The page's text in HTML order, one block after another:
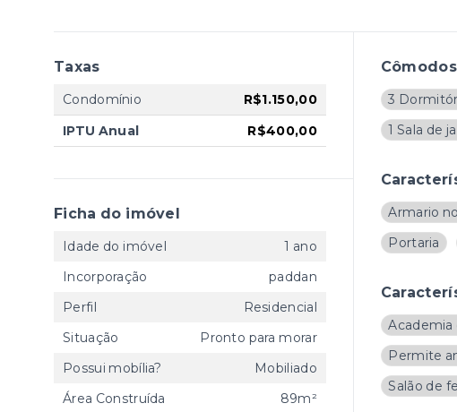
Cômodos
3
1 Sala de
Armario
Portaria
Academia
Permite
Salão de
Taxas
Condomínio
R$1.150,00
IPTU Anual
R$400,00
Ficha do imóvel
Idade do imóvel
1 ano
Incorporação
paddan
Perfil
Residencial
Situação
Pronto para morar
Possui mobília?
Mobiliado
Área Construída
89m²